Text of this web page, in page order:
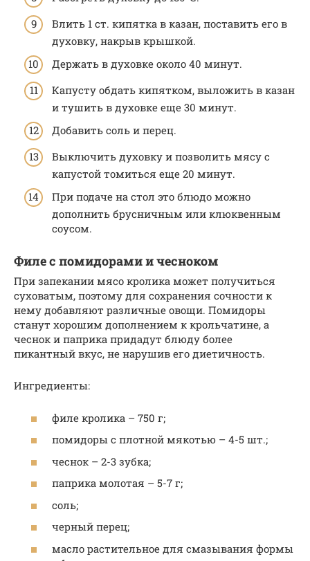
Влить 1 ст. кипятка в казан, поставить его в
духовку, накрыв крышкой.
Держать в духовке около 40 минут.
Капусту обдать кипятком, выложить в казан
и тушить в духовке еще 30 минут.
Добавить соль и перец.
Выключить духовку и позволить мясу с
капустой томиться еще 20 минут.
При подаче на стол это блюдо можно
дополнить брусничным или клюквенным
соусом.
Филе с помидорами и чесноком
При запекании мясо кролика может получиться
суховатым, поэтому для сохранения сочности к
нему добавляют различные овощи. Помидоры
станут хорошим дополнением к крольчатине, а
чеснок и паприка придадут блюду более
пикантный вкус, не нарушив его диетичность.
Ингредиенты:
филе кролика – 750 г;
помидоры с плотной мякотью – 4-5 шт.;
чеснок – 2-3 зубка;
паприка молотая – 5-7 г;
соль;
черный перец;
масло растительное для смазывания формы